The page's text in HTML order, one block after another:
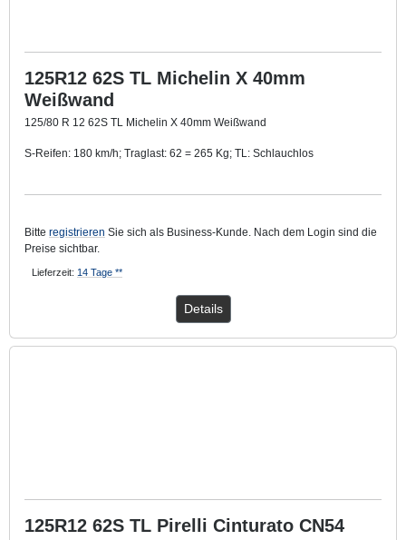
125R12 62S TL Michelin X 40mm
Weißwand
125/80 R 12 62S TL Michelin X 40mm Weißwand
S-Reifen: 180 km/h; Traglast: 62 = 265 Kg; TL: Schlauchlos
Bitte registrieren Sie sich als Business-Kunde. Nach dem Login sind die
Preise sichtbar.
Lieferzeit: 14 Tage **
Details
125R12 62S TL Pirelli Cinturato CN54